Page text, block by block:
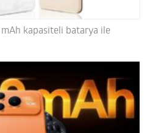
kapasiteli batarya ile